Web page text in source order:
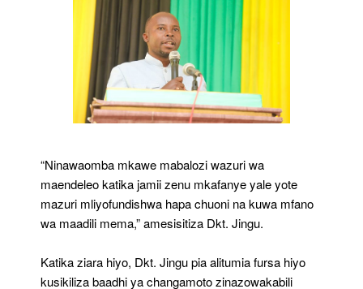
‎“Ninawaomba mkawe mabalozi wazuri wa
maendeleo katika jamii zenu mkafanye yale yote
mazuri mliyofundishwa hapa chuoni na kuwa mfano
wa maadili mema,” amesisitiza Dkt. Jingu.
‎Katika ziara hiyo, Dkt. Jingu pia alitumia fursa hiyo
kusikiliza baadhi ya changamoto zinazowakabili